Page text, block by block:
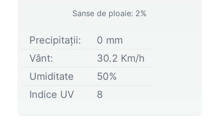
Sanse de ploaie: 2%
Precipitații: 0 mm
Vânt:
30.2 Km/h
Umiditate
50%
Indice UV
8